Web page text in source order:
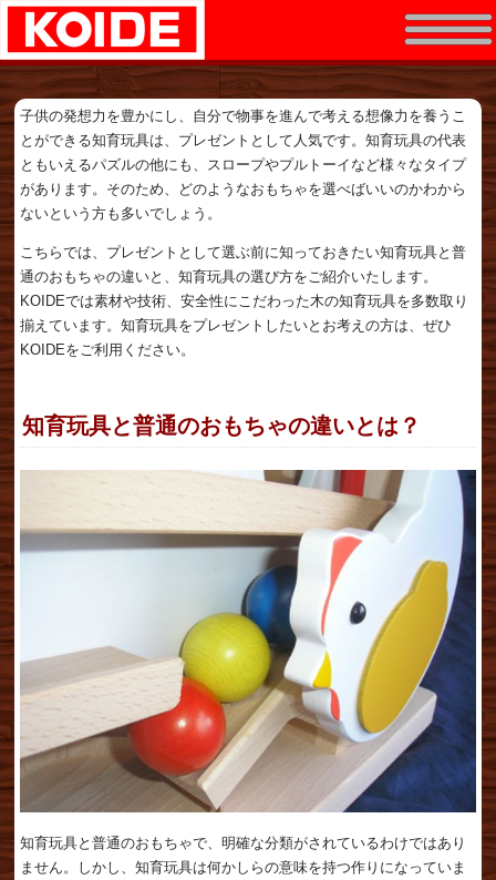
子供の発想力を豊かにし、自分で物事を進んで考える想像力を養うこ
とができる知育玩具は、プレゼントとして人気です。知育玩具の代表
ともいえるパズルの他にも、スロープやプルトーイなど様々なタイプ
があります。そのため、どのようなおもちゃを選べばいいのかわから
ないという方も多いでしょう。
こちらでは、プレゼントとして選ぶ前に知っておきたい知育玩具と普
通のおもちゃの違いと、知育玩具の選び方をご紹介いたします。
KOIDEでは素材や技術、安全性にこだわった木の知育玩具を多数取り
揃えています。知育玩具をプレゼントしたいとお考えの方は、ぜひ
KOIDEをご利用ください。
知育玩具と普通のおもちゃの違いとは？
知育玩具と普通のおもちゃで、明確な分類がされているわけではあり
ません。しかし、知育玩具は何かしらの意味を持つ作りになっていま